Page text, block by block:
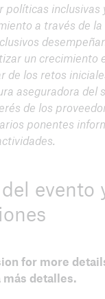
políticas inclusivas
a través de la
un crecimiento
de los retos
aseguradora del
de los
ponentes
evento
for more
más detalles.